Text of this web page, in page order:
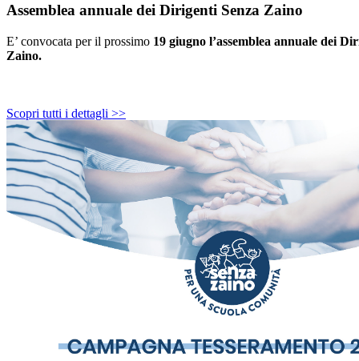
Assemblea annuale dei Dirigenti Senza Zaino
E’ convocata per il prossimo 19 giugno l’assemblea annuale dei
Zaino.
Scopri tutti i dettagli >>